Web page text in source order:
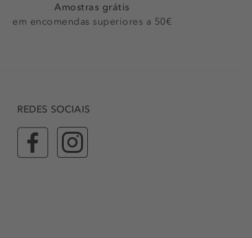
Amostras grátis
em encomendas superiores a 50€
REDES SOCIAIS